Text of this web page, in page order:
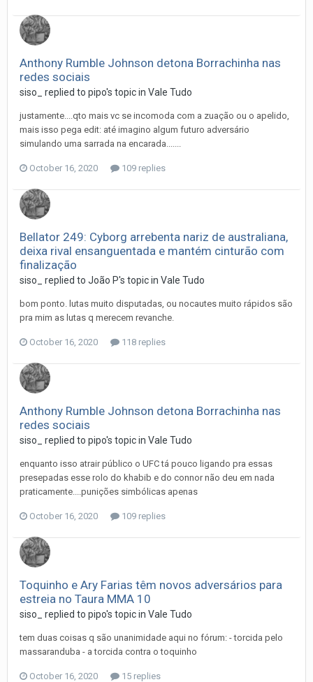
Anthony Rumble Johnson detona Borrachinha nas
redes sociais
siso_ replied to pipo's topic in Vale Tudo
justamente....qto mais vc se incomoda com a zuação ou o apelido,
mais isso pega edit: até imagino algum futuro adversário
simulando uma sarrada na encarada.......
October 16, 2020 109 replies
Bellator 249: Cyborg arrebenta nariz de australiana,
deixa rival ensanguentada e mantém cinturão com
finalização
siso_ replied to João P's topic in Vale Tudo
bom ponto. lutas muito disputadas, ou nocautes muito rápidos são
pra mim as lutas q merecem revanche.
October 16, 2020 118 replies
Anthony Rumble Johnson detona Borrachinha nas
redes sociais
siso_ replied to pipo's topic in Vale Tudo
enquanto isso atrair público o UFC tá pouco ligando pra essas
presepadas esse rolo do khabib e do connor não deu em nada
praticamente....punições simbólicas apenas
October 16, 2020 109 replies
Toquinho e Ary Farias têm novos adversários para
estreia no Taura MMA 10
siso_ replied to pipo's topic in Vale Tudo
tem duas coisas q são unanimidade aqui no fórum: - torcida pelo
massaranduba - a torcida contra o toquinho
October 16, 2020 15 replies